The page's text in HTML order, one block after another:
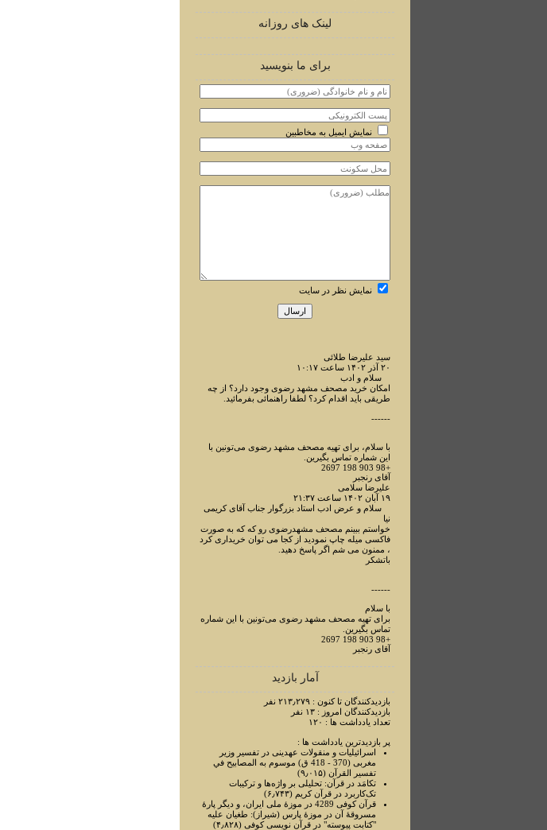
لینک های روزانه
برای ما بنویسید
نمایش ایمیل به مخاطبین
نمایش نظر در سایت
سید علیرضا طلائی
۲۰ آذر ۱۴۰۲ ساعت ۱۰:۱۷
سلام و ادب
امکان خرید مصحف مشهد رضوی وجود دارد؟ از چه
طریقی باید اقدام کرد؟ لطفا راهنمائی بفرمائید.
------
با سلام، برای تهیه مصحف مشهد رضوی می‌تونین با
این شماره تماس بگیرین.
+98 903 198 2697
آقای رنجبر
علیرضا سلامی
۱۹ آبان ۱۴۰۲ ساعت ۲۱:۳۷
سلام و عرض ادب استاد بزرگوار جناب آقای کریمی
نیا
خواستم ببینم مصحف مشهدرضوی رو که که به صورت
فاکسی میله چاپ نمودید از کجا می توان خریداری کرد
، ممنون می شم اگر پاسخ دهید.
باتشکر
------
با سلام
برای تهیه مصحف مشهد رضوی می‌تونین با این شماره
تماس بگیرین.
+98 903 198 2697
آقای رنجبر
آمار بازدید
بازدیدکنندگان تا کنون : ۲۱۳٫۲۷۹ نفر
بازدیدکنندگان امروز : ۱۳ نفر
تعداد یادداشت ها : ۱۲۰
پر بازدیدترین یادداشت ها :
اسرائیلیات و منقولات عهدینی در تفسیر وزیر
مغربی (370 - 418 ق) موسوم به المصابیح في
تفسیر القرآن (۹٫۰۱۵)
تکامَد در قرآن: تحلیلی بر واژه‌ها و ترکیبات
تک‌کاربرد در قرآن کریم (۶٫۷۴۳)
قرآن کوفی 4289 در موزۀ ملی ایران، و دیگر پارۀ
مسروقۀ آن در موزۀ پارس (شیراز): طغیان علیه
"کتابت پیوسته" در قرآن نویسی کوفی (۴٫۸۲۸)